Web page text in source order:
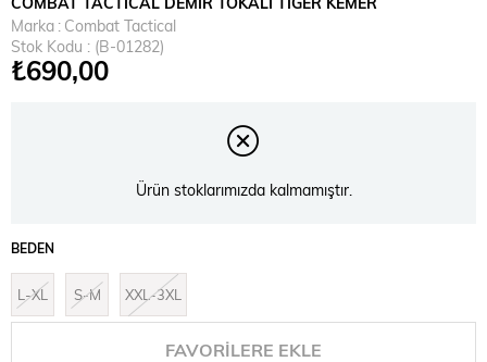
Marka : Combat Tactical
Stok Kodu
(B-01282)
₺690,00
Ürün stoklarımızda kalmamıştır.
BEDEN
L-XL S-M XXL-3XL
FAVORILERE EKLE